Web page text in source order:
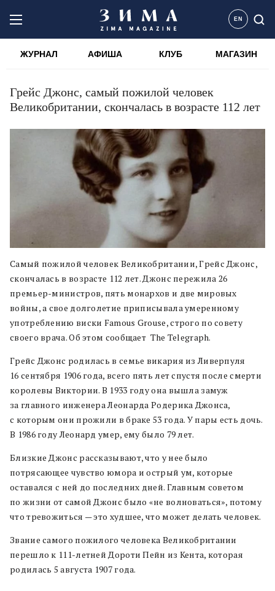
EN
ЖУРНАЛ АФИША КЛУБ МАГАЗИН
Грейс Джонс, самый пожилой человек
Великобритании, скончалась в возрасте 112 лет
Самый пожилой человек Великобритании, Грейс Джонс,
скончалась в возрасте 112 лет. Джонс пережила 26
премьер-министров, пять монархов и две мировых
войны, а свое долголетие приписывала умеренному
употреблению виски Famous Grouse, строго по совету
своего врача. Об этом сообщает The Telegraph.
Грейс Джонс родилась в семье викария из Ливерпуля
16 сентября 1906 года, всего пять лет спустя после смерти
королевы Виктории. В 1933 году она вышла замуж
за главного инженера Леонарда Родерика Джонса,
с которым они прожили в браке 53 года. У пары есть дочь.
В 1986 году Леонард умер, ему было 79 лет.
Близкие Джонс рассказывают, что у нее было
потрясающее чувство юмора и острый ум, которые
оставался с ней до последних дней. Главным советом
по жизни от самой Джонс было «не волноваться», потому
что тревожиться — это худшее, что может делать человек.
Звание самого пожилого человека Великобритании
перешло к 111-летней Дороти Пейн из Кента, которая
родилась 5 августа 1907 года.